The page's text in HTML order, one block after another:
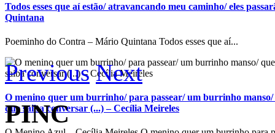
Todos esses que aí estão/ atravancando meu caminho/ eles
Quintana
Poeminho do Contra – Mário Quintana Todos esses que aí...
O menino quer um burrinho/ para passear/ um burrinho manso/
que saiba conversar (...) – Cecília Meireles
Previous Next
PINC